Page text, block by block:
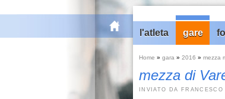
l'atleta gare
Home » gara » 2016 » mezza
mezza di
INVIATO DA